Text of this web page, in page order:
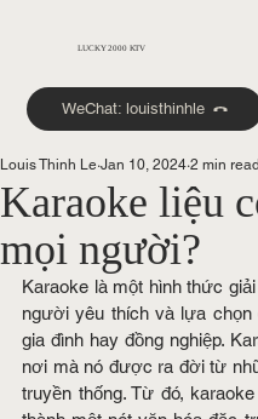
LUCKY 2000 KTV
WeChat: louisthinhle
Karaoke liệu
mọi người?
Louis Thinh Le Jan 10, 2024 2 min read
Karaoke là một hình thức
người yêu thích và lựa
gia đình hay đồng nghiệp.
nơi mà nó được ra đời từ
truyền thống. Từ đó,